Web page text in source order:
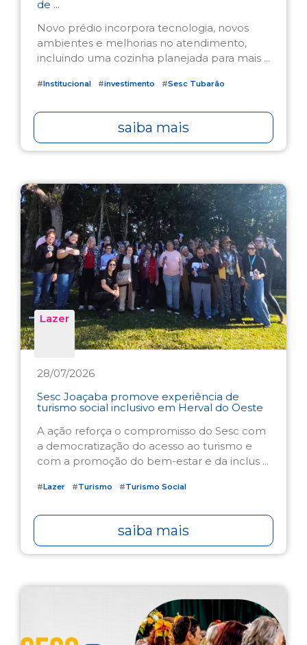
de ...
Novo prédio incorpora tecnologia, novos
ambientes e melhorias no atendimento,
incluindo uma cozinha planejada para mais ...
#Institucional #investimento #Sesc Tubarão
saiba mais
Lazer
28/07/2026
Sesc Joaçaba promove experiência de
turismo social inclusivo em Herval do Oeste
A ação reforça o compromisso do Sesc com
a democratização do acesso ao turismo e
com a promoção do bem-estar e da inclus ...
#Lazer #Turismo #Turismo Social
saiba mais